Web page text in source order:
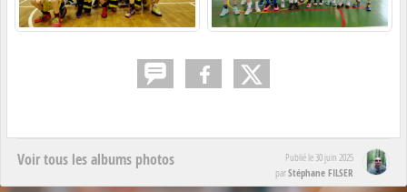
Voir tous les albums photos Publié le 30 juin 2025
parStéphane FILSER